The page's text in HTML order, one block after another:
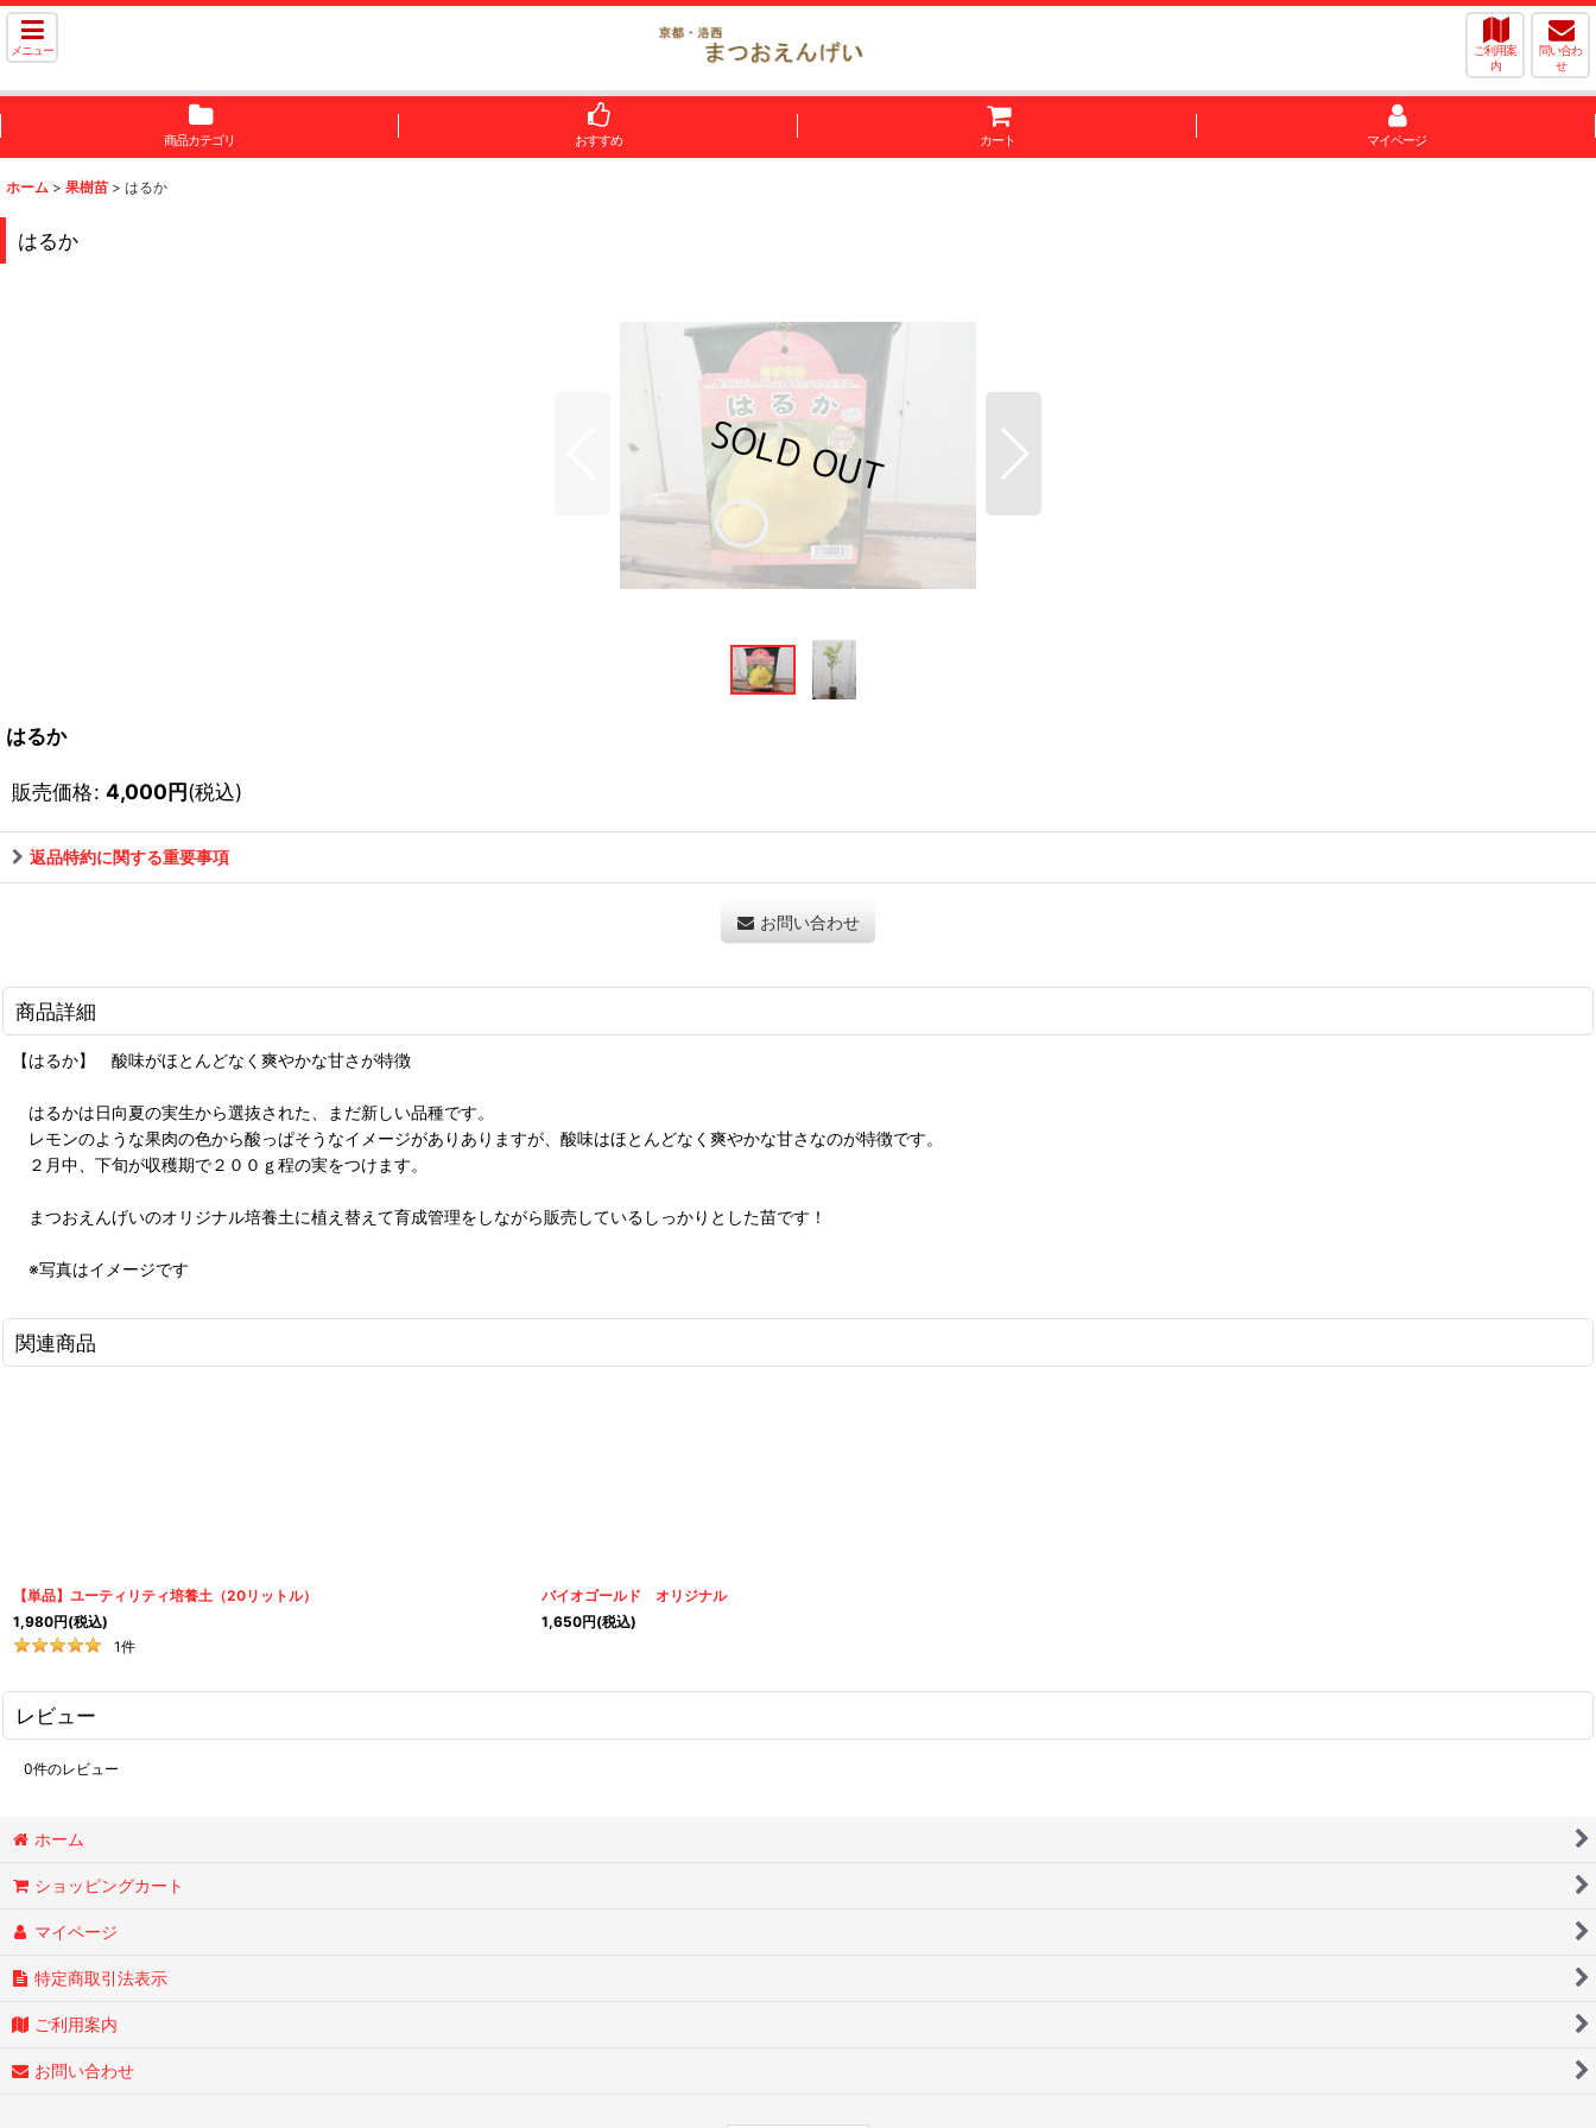
メニュー
ご利用案
内
問い合わ
せ
商品カテゴリ おすすめ カート マイページ
ホーム > 果樹苗 > はるか
はるか
はるか
販売価格: 4,000円(税込)
返品特約に関する重要事項
お問い合わせ
商品詳細
【はるか】 酸味がほとんどなく爽やかな甘さが特徴
はるかは日向夏の実生から選抜された、まだ新しい品種です。
レモンのような果肉の色から酸っぱそうなイメージがありありますが、酸味はほとんどなく爽やかな甘さなのが特徴です。
２月中、下旬が収穫期で２００ｇ程の実をつけます。
まつおえんげいのオリジナル培養土に植え替えて育成管理をしながら販売しているしっかりとした苗です！
※写真はイメージです
関連商品
【単品】ユーティリティ培養土（20リットル）
1,980円(税込)
1件
バイオゴールド オリジナル
1,650円(税込)
レビュー
0件のレビュー
ホーム
ショッピングカート
マイページ
特定商取引法表示
ご利用案内
お問い合わせ